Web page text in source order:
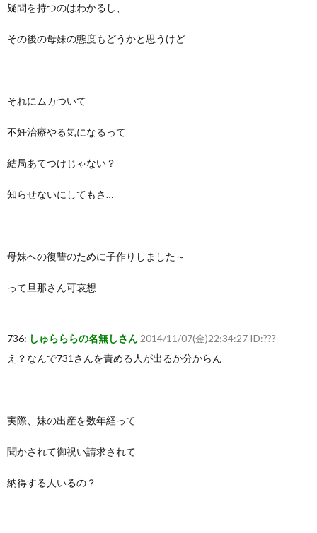
疑問を持つのはわかるし、
その後の母妹の態度もどうかと思うけど
それにムカついて
不妊治療やる気になるって
結局あてつけじゃない？
知らせないにしてもさ…
母妹への復讐のために子作りしました～
って旦那さん可哀想
736: しゅらららの名無しさん 2014/11/07(金)22:34:27 ID:???
え？なんで731さんを責める人が出るか分からん
実際、妹の出産を数年経って
聞かされて御祝い請求されて
納得する人いるの？